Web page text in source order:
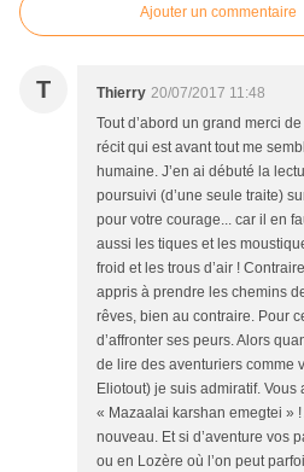
Ajouter un commentaire
T Thierry 20/07/2017 11:48
Tout d’abord un grand merci
récit qui est avant tout me
humaine. J’en ai débuté la
poursuivi (d’une seule traite)
pour votre courage... car il en
aussi les tiques et les
froid et les trous d’air !
appris à prendre les chemins
rêves, bien au contraire. Pour
d’affronter ses peurs. Alors
de lire des aventuriers comme
Eliotout) je suis admiratif.
« Mazaalai karshan emegtei »
nouveau. Et si d’aventure vos
ou en Lozère où l’on peut